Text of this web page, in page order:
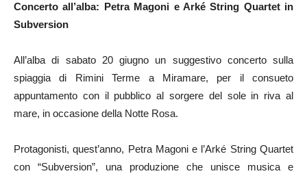
Concerto all’alba: Petra Magoni e Arké String Quartet in
Subversion
All’alba di sabato 20 giugno un suggestivo concerto sulla
spiaggia di Rimini Terme a Miramare, per il consueto
appuntamento con il pubblico al sorgere del sole in riva al
mare, in occasione della Notte Rosa.
Protagonisti, quest’anno, Petra Magoni e l’Arké String Quartet
con “Subversion”, una produzione che unisce musica e